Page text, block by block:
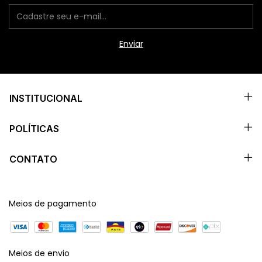
INSTITUCIONAL
POLÍTICAS
CONTATO
Meios de pagamento
Meios de envio